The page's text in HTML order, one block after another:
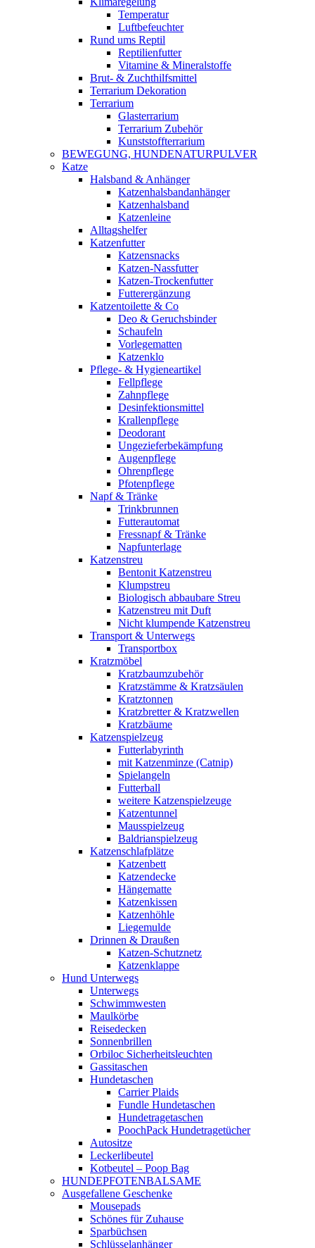
Temperatur
Luftbefeuchter
Rund ums Reptil
Reptilienfutter
Vitamine & Mineralstoffe
Brut- & Zuchthilfsmittel
Terrarium Dekoration
Terrarium
Glasterrarium
Terrarium Zubehör
Kunststoffterrarium
BEWEGUNG, HUNDENATURPULVER
Katze
Halsband & Anhänger
Katzenhalsbandanhänger
Katzenhalsband
Katzenleine
Alltagshelfer
Katzenfutter
Katzensnacks
Katzen-Nassfutter
Katzen-Trockenfutter
Futterergänzung
Katzentoilette & Co
Deo & Geruchsbinder
Schaufeln
Vorlegematten
Katzenklo
Pflege- & Hygieneartikel
Fellpflege
Zahnpflege
Desinfektionsmittel
Krallenpflege
Deodorant
Ungezieferbekämpfung
Augenpflege
Ohrenpflege
Pfotenpflege
Napf & Tränke
Trinkbrunnen
Futterautomat
Fressnapf & Tränke
Napfunterlage
Katzenstreu
Bentonit Katzenstreu
Klumpstreu
Biologisch abbaubare Streu
Katzenstreu mit Duft
Nicht klumpende Katzenstreu
Transport & Unterwegs
Transportbox
Kratzmöbel
Kratzbaumzubehör
Kratzstämme & Kratzsäulen
Kratztonnen
Kratzbretter & Kratzwellen
Kratzbäume
Katzenspielzeug
Futterlabyrinth
mit Katzenminze (Catnip)
Spielangeln
Futterball
weitere Katzenspielzeuge
Katzentunnel
Mausspielzeug
Baldrianspielzeug
Katzenschlafplätze
Katzenbett
Katzendecke
Hängematte
Katzenkissen
Katzenhöhle
Liegemulde
Drinnen & Draußen
Katzen-Schutznetz
Katzenklappe
Hund Unterwegs
Unterwegs
Schwimmwesten
Maulkörbe
Reisedecken
Sonnenbrillen
Orbiloc Sicherheitsleuchten
Gassitaschen
Hundetaschen
Carrier Plaids
Fundle Hundetaschen
Hundetragetaschen
PoochPack Hundetragetücher
Autositze
Leckerlibeutel
Kotbeutel – Poop Bag
HUNDEPFOTENBALSAME
Ausgefallene Geschenke
Mousepads
Schönes für Zuhause
Sparbüchsen
Schlüsselanhänger